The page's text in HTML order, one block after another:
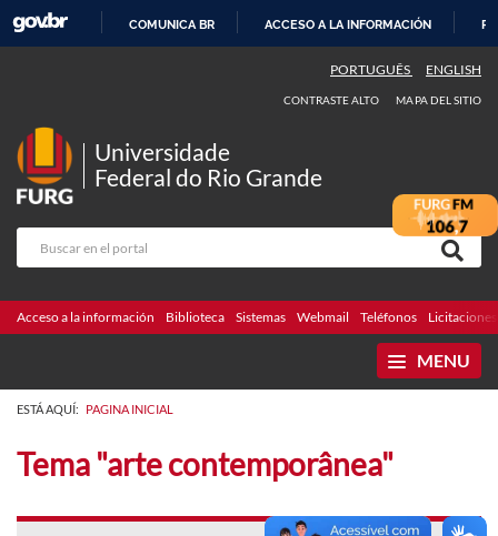
CONTENIDO
COMUNICA BR ACCESO A LA INFORMACIÓN
PORTUGUÊS ENGLISH
CONTRASTE ALTO MAPA DEL SITIO
Universidade
Federal do Rio Grande
Acceso a la información Biblioteca Sistemas Webmail Teléfonos Licitaciones
MENU
ESTÁ AQUÍ: PAGINA INICIAL
Tema "arte contemporânea"